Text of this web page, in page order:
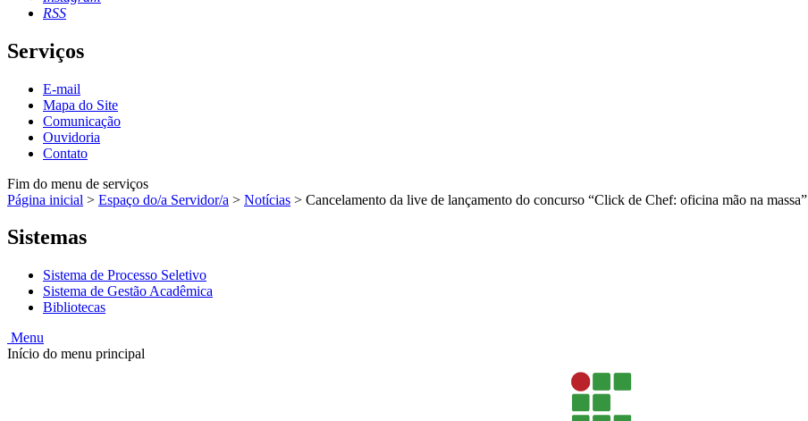
RSS
Serviços
E-mail
Mapa do Site
Comunicação
Ouvidoria
Contato
Fim do menu de serviços
Página inicial > Espaço do/a Servidor/a > Notícias > Cancelamento da live de lançamento do concurso “Click de Chef: oficina mão na massa”
Sistemas
Sistema de Processo Seletivo
Sistema de Gestão Acadêmica
Bibliotecas
Menu
Início do menu principal